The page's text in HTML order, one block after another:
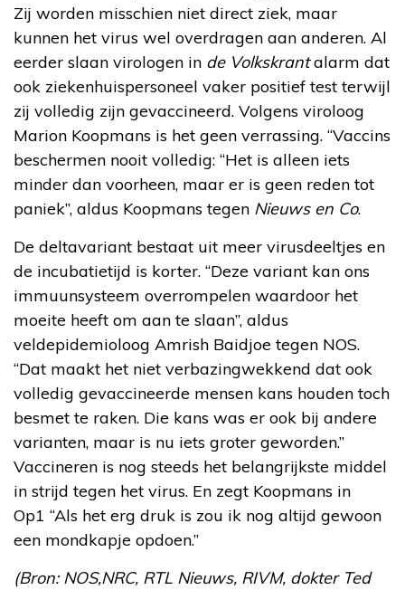
Zij worden misschien niet direct ziek, maar
kunnen het virus wel overdragen aan anderen. Al
eerder slaan virologen in de Volkskrantalarm dat
ook ziekenhuispersoneel vaker positief test terwijl
zij volledig zijn gevaccineerd. Volgens viroloog
Marion Koopmans is het geen verrassing. “Vaccins
beschermen nooit volledig: “Het is alleen iets
minder dan voorheen, maar er is geen reden tot
paniek”, aldus Koopmans tegen Nieuws en Co.
De deltavariant bestaat uit meer virusdeeltjes en
de incubatietijd is korter. “Deze variant kan ons
immuunsysteem overrompelen waardoor het
moeite heeft om aan te slaan”, aldus
veldepidemioloog Amrish Baidjoe tegen NOS.
“Dat maakt het niet verbazingwekkend dat ook
volledig gevaccineerde mensen kans houden toch
besmet te raken. Die kans was er ook bij andere
varianten, maar is nu iets groter geworden.”
Vaccineren is nog steeds het belangrijkste middel
in strijd tegen het virus. En zegt Koopmans in
Op1 “Als het erg druk is zou ik nog altijd gewoon
een mondkapje opdoen.”
(Bron: NOS,NRC, RTL Nieuws, RIVM, dokter Ted